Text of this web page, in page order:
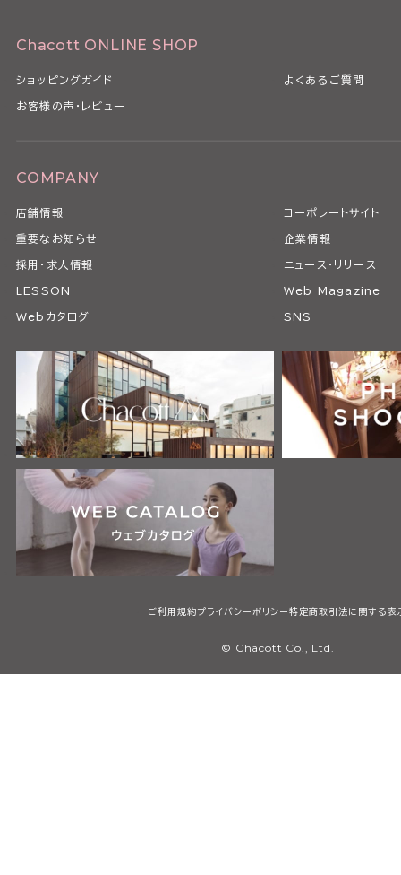
Chacott ONLINE SHOP
ショッピングガイド よくあるご質問
お客様の声・レビュー
COMPANY
店舗情報 コーポレートサイト
重要なお知らせ 企業情報
採用・求人情報 ニュース・リリース
LESSON Web Magazine
Webカタログ SNS
ご利用規約プライバシーポリシー特定商取引法に関する表
© Chacott Co., Ltd.